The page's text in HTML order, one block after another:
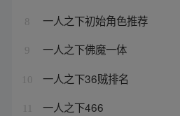
8 一人之下初始角色推荐
9 一人之下佛魔一体
10 一人之下36贼排名
一人之下466